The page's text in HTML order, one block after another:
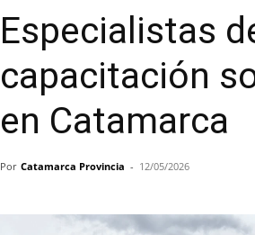
Especialistas
capacitación
en Catamarca
Por Catamarca Provincia - 12/05/2026